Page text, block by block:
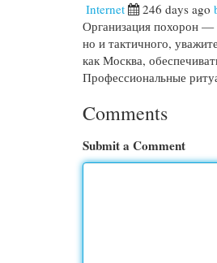
Internet 246 days ago
Организация похорон —
но и тактичного,
как Москва,
Профессиональные
Comments
Submit a Comment